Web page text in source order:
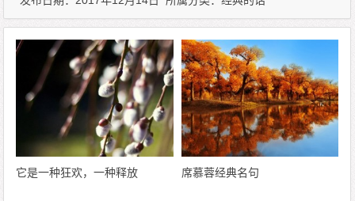
它是一种狂欢，一种释放 席慕蓉经典名句